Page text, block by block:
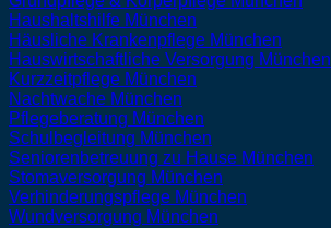
Haushaltshilfe München
Häusliche Krankenpflege München
Hauswirtschaftliche Versorgung München
Kurzzeitpflege München
Nachtwache München
Pflegeberatung München
Schulbegleitung München
Seniorenbetreuung zu Hause München
Stomaversorgung München
Verhinderungspflege München
Wundversorgung München